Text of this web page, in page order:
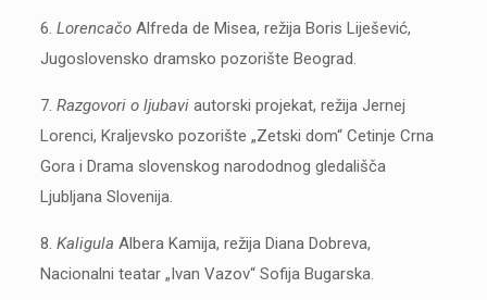
6. LorencačoAlfreda de Misea, režija Boris Liješević,
Jugoslovensko dramsko pozorište Beograd.
7. Razgovori o ljubaviautorski projekat, režija Jernej
Lorenci, Kraljevsko pozorište „Zetski dom“ Cetinje Crna
Gora i Drama slovenskog narododnog gledališča
Ljubljana Slovenija.
8. Kaligula Albera Kamija, režija Diana Dobreva,
Nacionalni teatar „Ivan Vazov“ Sofija Bugarska.